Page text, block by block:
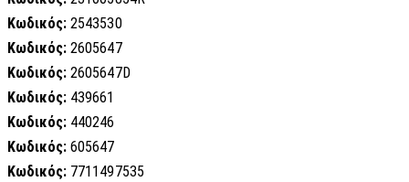
Κωδικός: 2543530
Κωδικός: 2605647
Κωδικός: 2605647D
Κωδικός: 439661
Κωδικός: 440246
Κωδικός: 605647
Κωδικός: 7711497535